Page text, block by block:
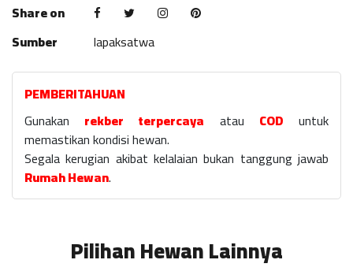
Share on
Sumber
lapaksatwa
PEMBERITAHUAN
Gunakan rekber terpercaya atau COD untuk
memastikan kondisi hewan.
Segala kerugian akibat kelalaian bukan tanggung jawab
Rumah Hewan.
Pilihan Hewan Lainnya